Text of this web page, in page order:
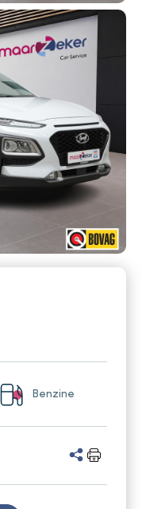
Benzine